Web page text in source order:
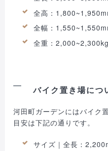
全高：
全幅：
全重：2,000~2,300kg
バイク置き場につ
河田町ガーデンにはバイク
目安は下記の通りです。
サイズ｜全長：